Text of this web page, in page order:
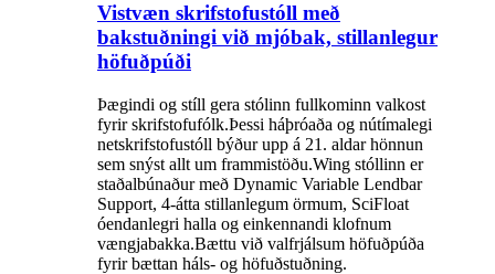
Vistvæn skrifstofustóll með
bakstuðningi við mjóbak, stillanlegur
höfuðpúði
Þægindi og stíll gera stólinn fullkominn valkost
fyrir skrifstofufólk.Þessi háþróaða og nútímalegi
netskrifstofustóll býður upp á 21. aldar hönnun
sem snýst allt um frammistöðu.Wing stóllinn er
staðalbúnaður með Dynamic Variable Lendbar
Support, 4-átta stillanlegum örmum, SciFloat
óendanlegri halla og einkennandi klofnum
vængjabakka.Bættu við valfrjálsum höfuðpúða
fyrir bættan háls- og höfuðstuðning.